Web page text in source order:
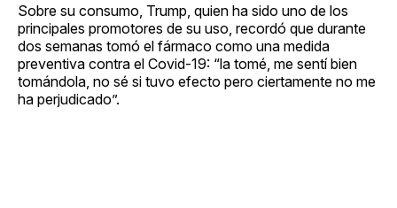
Sobre su consumo, Trump, quien ha sido uno de los
principales promotores de su uso, recordó que durante
dos semanas tomó el fármaco como una medida
preventiva contra el Covid-19: “la tomé, me sentí bien
tomándola, no sé si tuvo efecto pero ciertamente no me
ha perjudicado”.